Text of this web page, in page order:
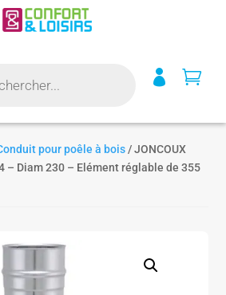
 
pour poêle à bois / JONCOUX
– Diam 230 – Elément réglable de 355